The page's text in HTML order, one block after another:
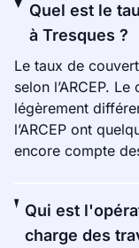
Quel est le
à Tresques ?
Le taux de
selon l’ARCEP.
légèrement
l’ARCEP ont
encore compte
Qui est
charge des